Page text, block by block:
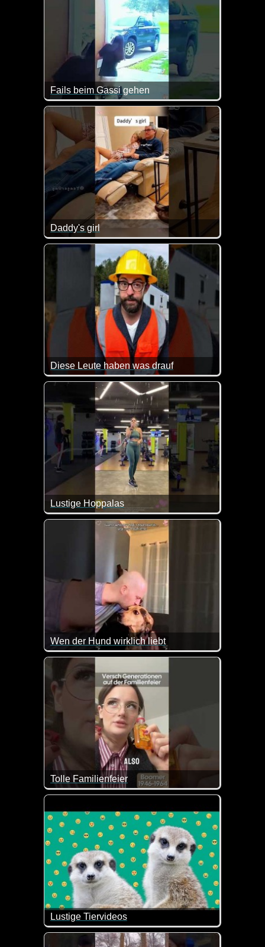
Fails beim Gassi gehen
Daddy's girl
Diese Leute haben was drauf
Lustige Hoppalas
Wen der Hund wirklich liebt
Hier kommen die Frauen leider ziemlich schlecht
Tolle Familienfeier
Das mag ein Teenager doch besonders gerne,
Lustige Tiervideos
Es macht einfach Spaß, lustige Tiervideos